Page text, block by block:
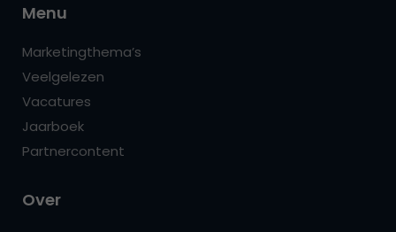
Menu
Marketingthema’s
Veelgelezen
Vacatures
Jaarboek
Partnercontent
Over